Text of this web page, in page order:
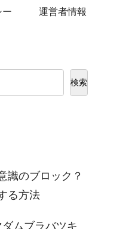
ー 運営者情報
検索
識のブロック？
る方法
ダムブラバツキ